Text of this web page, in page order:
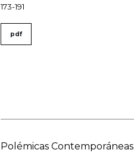
173-191
pdf
Polémicas Contemporáneas